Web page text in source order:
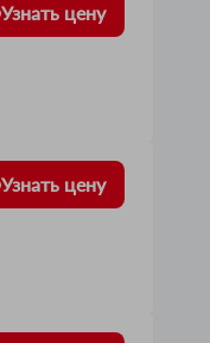
Узнать цену
Узнать цену